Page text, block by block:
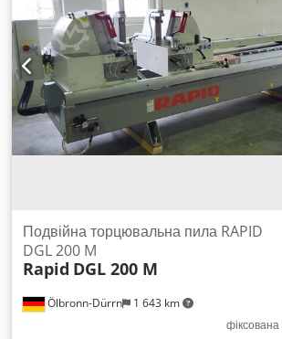
Ölbronn-Dürrn 1 643 km
Подвійна торцювальна пила RAPID
DGL 200 M
Rapid DGL 200 M